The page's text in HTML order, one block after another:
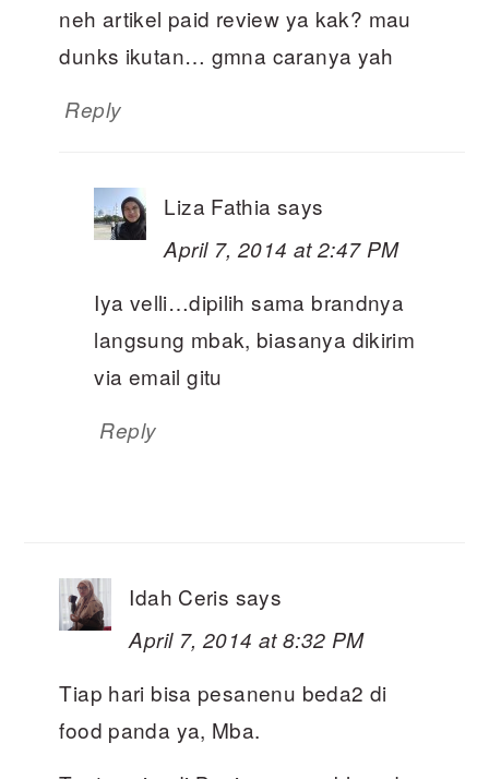
neh artikel paid review ya kak? mau
dunks ikutan… gmna caranya yah
Reply
Liza Fathia says
April 7, 2014 at 2:47 PM
Iya velli…dipilih sama brandnya
langsung mbak, biasanya dikirim
via email gitu
Reply
Idah Ceris says
April 7, 2014 at 8:32 PM
Tiap hari bisa pesanenu beda2 di
food panda ya, Mba.